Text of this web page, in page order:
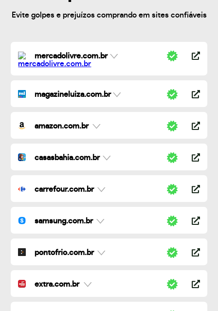
Evite golpes e prejuízos comprando em sites confiáveis
mercadolivre.com.br
magazineluiza.com.br
amazon.com.br
casasbahia.com.br
carrefour.com.br
samsung.com.br
pontofrio.com.br
extra.com.br